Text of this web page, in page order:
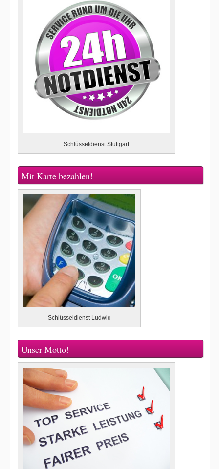
Schlüsseldienst Stuttgart
Mit Karte bezahlen!
Schlüsseldienst Ludwig
Unser Motto!